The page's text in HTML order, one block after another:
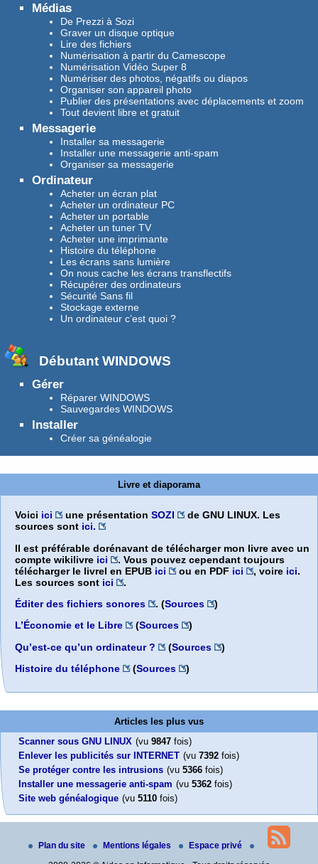
Médias
De Prezzi à Sozi
Graver un disque optique
Lire des fichiers
Numérisation à partir du Camescope
Numérisation Vidéo Super 8
Numériser des photos, négatifs ou diapos
Organiser son appareil photo
Publier des présentations avec déplacements et zoom
Tout devient libre et gratuit
Messagerie
Installer sa messagerie
Installer une messagerie anti-spam
Organiser sa messagerie
Ordinateur
Acheter un écran plat
Acheter un ordinateur PC
Acheter un portable
Acheter un tuner TV
Acheter une imprimante
Histoire du téléphone
Les écrans sans lumière
On nous cache les écrans transflectifs
Récupérer des ordinateurs
Sécurité Sans fil
Stockage externe
Un ordinateur c’est quoi ?
Débutant WINDOWS
Gérer
Réparer WINDOWS
Sauvegardes WINDOWS
Installer
Créer sa généalogie
Livre et diaporama
Voici ici une présentation SOZI
de GNU LINUX. Les
sources sont ici.
Il est préférable dorénavant de télécharger mon livre avec un
compte wikilivre ici
. Vous pouvez cependant toujours
télécharger le livrel en EPUB ici ou en PDF ici , voire ici.
Les sources sont ici
.
Éditer des fichiers sonores
. (Sources
)
L’Économie et le Libre
(Sources
)
Qu’est-ce qu’un ordinateur ?
(Sources
)
Histoire du téléphone
(Sources )
Articles les plus vus
Scanner sous GNU LINUX (vu 9847 fois)
Enlever les publicités sur INTERNET (vu 7392 fois)
Se protéger contre les intrusions (vu 5366 fois)
Installer une messagerie anti-spam (vu 5362 fois)
Site web généalogique (vu 5110 fois)
Plan du site Mentions légales
Espace privé